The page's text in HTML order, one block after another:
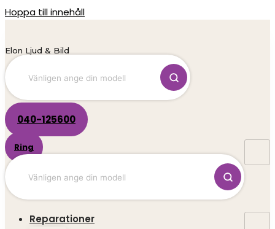
Hoppa till innehåll
Elon Ljud & Bild
040-125600
Ring
Reparationer